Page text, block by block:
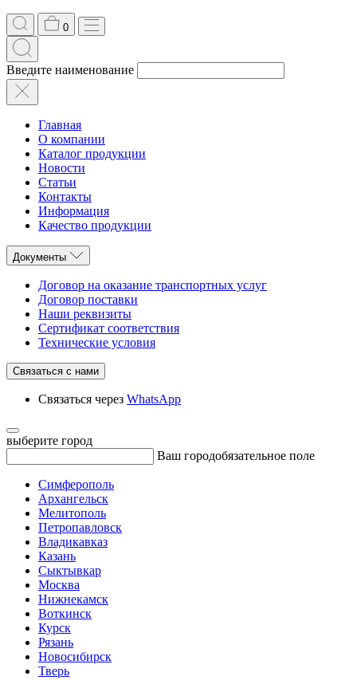
0
Введите наименование
Главная
О компании
Каталог продукции
Новости
Статьи
Контакты
Информация
Качество продукции
Документы
Договор на оказание транспортных услуг
Договор поставки
Наши реквизиты
Сертификат соответствия
Технические условия
Связаться с нами
Связаться через WhatsApp
выберите город
Ваш городобязательное поле
Симферополь
Архангельск
Мелитополь
Петропавловск
Владикавказ
Казань
Сыктывкар
Москва
Нижнекамск
Воткинск
Курск
Рязань
Новосибирск
Тверь